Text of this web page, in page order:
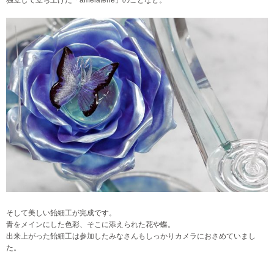
そして美しい飴細工が完成です。
青をメインにした色彩、そこに添えられた花や蝶。
出来上がった飴細工は参加したみなさんもしっかりカメラにおさめていまし
た。